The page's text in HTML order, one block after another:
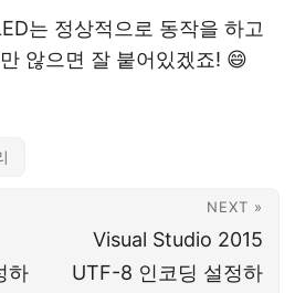
는 정상적으로 동작을 하고
않으면 잘 붙어있겠죠! 😄
하
NEXT »
Visual Studio 2015
UTF-8 인코딩 설정하